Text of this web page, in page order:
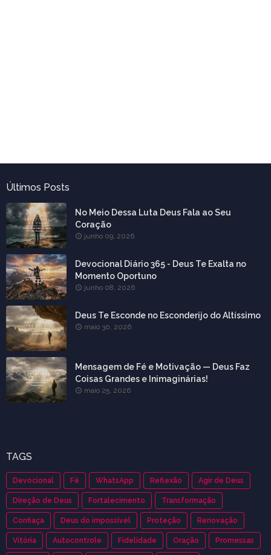
Últimos Posts
No Meio Dessa Luta Deus Fala ao Seu
Coração
junho 09, 2026
Devocional Diário 365 - Deus Te Exalta no
Momento Oportuno
junho 08, 2026
Deus Te Esconde no Esconderijo do Altíssimo
maio 30, 2026
Mensagem de Fé e Motivação — Deus Faz
Coisas Grandes e Inimaginárias!
maio 25, 2026
TAGS
Devocional Fé WhatsApp Reflexão Agir de Deus
Direção de Deus Fortalecimento Transformação
Confiaça Deus do impossível Proteção Renovação
Vitória Autocontrole Fidelidade Oração Promessas